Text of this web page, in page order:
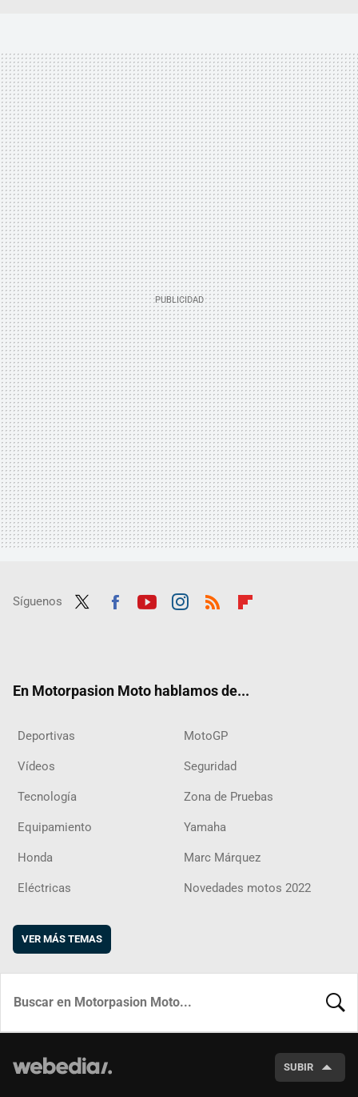
Síguenos
En Motorpasion Moto hablamos de...
Deportivas MotoGP
Vídeos Seguridad
Tecnología Zona de Pruebas
Equipamiento Yamaha
Honda Marc Márquez
Eléctricas Novedades motos 2022
VER MÁS TEMAS
SUBIR